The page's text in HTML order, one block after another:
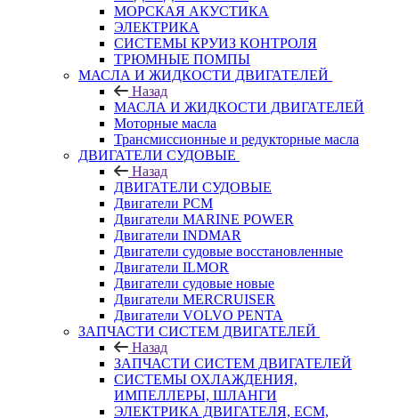
МОРСКАЯ АКУСТИКА
ЭЛЕКТРИКА
СИСТЕМЫ КРУИЗ КОНТРОЛЯ
ТРЮМНЫЕ ПОМПЫ
МАСЛА И ЖИДКОСТИ ДВИГАТЕЛЕЙ
Назад
МАСЛА И ЖИДКОСТИ ДВИГАТЕЛЕЙ
Моторные масла
Трансмиссионные и редукторные масла
ДВИГАТЕЛИ СУДОВЫЕ
Назад
ДВИГАТЕЛИ СУДОВЫЕ
Двигатели PCM
Двигатели MARINE POWER
Двигатели INDMAR
Двигатели судовые восстановленные
Двигатели ILMOR
Двигатели судовые новые
Двигатели MERCRUISER
Двигатели VOLVO PENTA
ЗАПЧАСТИ СИСТЕМ ДВИГАТЕЛЕЙ
Назад
ЗАПЧАСТИ СИСТЕМ ДВИГАТЕЛЕЙ
СИСТЕМЫ ОХЛАЖДЕНИЯ,
ИМПЕЛЛЕРЫ, ШЛАНГИ
ЭЛЕКТРИКА ДВИГАТЕЛЯ, ECM,